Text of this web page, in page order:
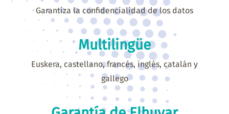
Garantiza la confidencialidad de los datos
Multilingüe
Euskera, castellano, francés, inglés, catalán y
gallego